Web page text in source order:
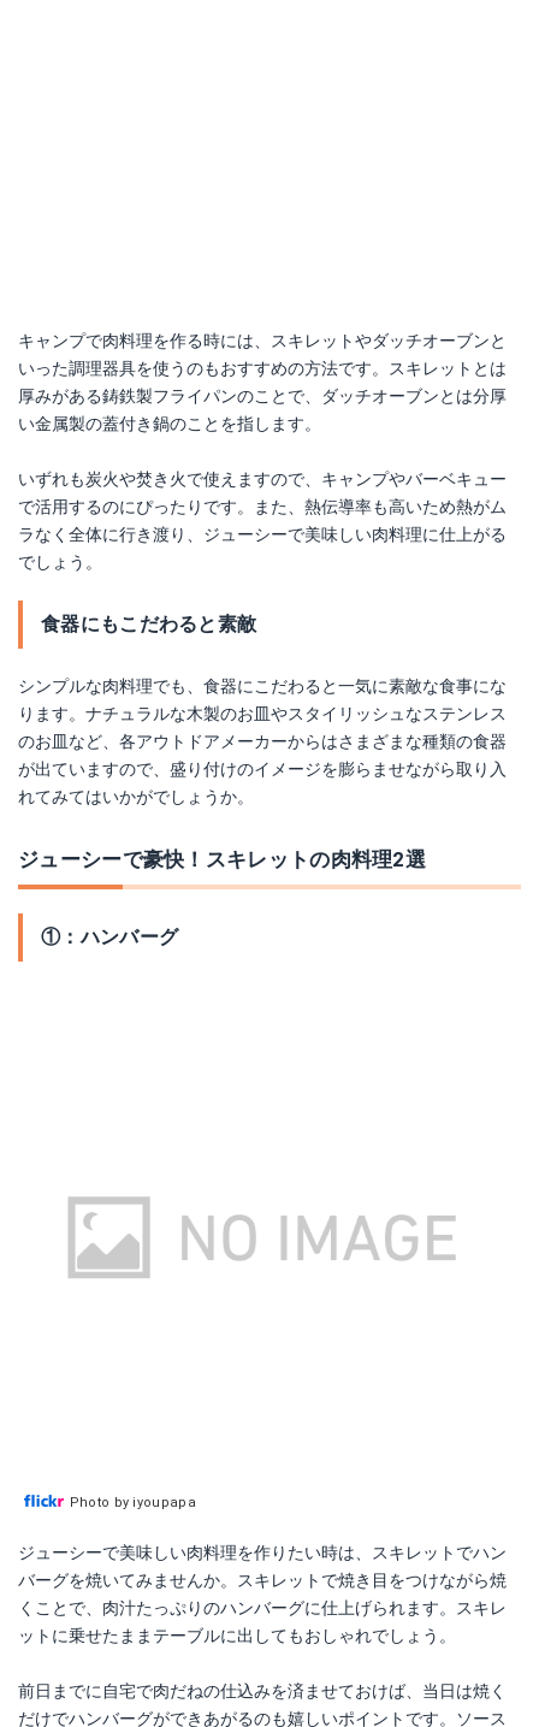
キャンプで肉料理を作る時には、スキレットやダッチオーブンと
いった調理器具を使うのもおすすめの方法です。スキレットとは
厚みがある鋳鉄製フライパンのことで、ダッチオーブンとは分厚
い金属製の蓋付き鍋のことを指します。
いずれも炭火や焚き火で使えますので、キャンプやバーベキュー
で活用するのにぴったりです。また、熱伝導率も高いため熱がム
ラなく全体に行き渡り、ジューシーで美味しい肉料理に仕上がる
でしょう。
食器にもこだわると素敵
シンプルな肉料理でも、食器にこだわると一気に素敵な食事にな
ります。ナチュラルな木製のお皿やスタイリッシュなステンレス
のお皿など、各アウトドアメーカーからはさまざまな種類の食器
が出ていますので、盛り付けのイメージを膨らませながら取り入
れてみてはいかがでしょうか。
ジューシーで豪快！スキレットの肉料理2選
①：ハンバーグ
Photo by iyoupapa
ジューシーで美味しい肉料理を作りたい時は、スキレットでハン
バーグを焼いてみませんか。スキレットで焼き目をつけながら焼
くことで、肉汁たっぷりのハンバーグに仕上げられます。スキレ
ットに乗せたままテーブルに出してもおしゃれでしょう。
前日までに自宅で肉だねの仕込みを済ませておけば、当日は焼く
だけでハンバーグができあがるのも嬉しいポイントです。ソース